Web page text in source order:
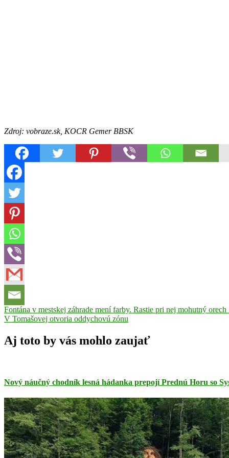
Zdroj: vobraze.sk, KOCR Gemer BBSK
Lučenec Parný
rušeňPoltárSklársky
expres
Navigácia
v
článku
Previous
Post:
Fontána v mestskej záhrade mení farby. Rastie pri nej mohutný
Next
V Tomašovej otvoria oddychovú zónu
Aj toto by vás mohlo zaujať
Nový náučný chodník lesná hádanka prepojí Prednú Horu so